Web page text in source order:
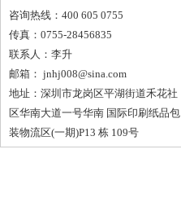
咨询热线：400 605 0755
传真：0755-28456835
联系人：李升
邮箱： jnhj008@sina.com
地址：深圳市龙岗区平湖街道禾花社
区华南大道一号华南 国际印刷纸品包
装物流区(一期)P13 栋 109号